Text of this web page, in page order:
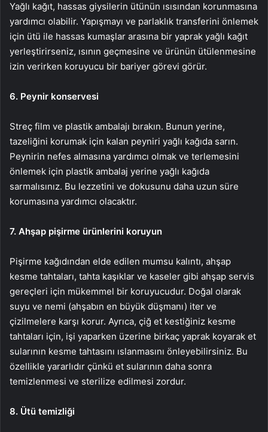
Yağlı kağıt, hassas giysilerin ütünün ısısından korunmasına
yardımcı olabilir. Yapışmayı ve parlaklık transferini önlemek
için ütü ile hassas kumaşlar arasına bir yaprak yağlı kağıt
yerleştirirseniz, ısının geçmesine ve ürünün ütülenmesine
izin verirken koruyucu bir bariyer görevi görür.
6. Peynir konservesi
Streç film ve plastik ambalajı bırakın. Bunun yerine,
tazeliğini korumak için kalan peyniri yağlı kağıda sarın.
Peynirin nefes almasına yardımcı olmak ve terlemesini
önlemek için plastik ambalaj yerine yağlı kağıda
sarmalısınız. Bu lezzetini ve dokusunu daha uzun süre
korumasına yardımcı olacaktır.
7. Ahşap pişirme ürünlerini koruyun
Pişirme kağıdından elde edilen mumsu kalıntı, ahşap
kesme tahtaları, tahta kaşıklar ve kaseler gibi ahşap servis
gereçleri için mükemmel bir koruyucudur. Doğal olarak
suyu ve nemi (ahşabın en büyük düşmanı) iter ve
çizilmelere karşı korur. Ayrıca, çiğ et kestiğiniz kesme
tahtaları için, işi yaparken üzerine birkaç yaprak koyarak et
sularının kesme tahtasını ıslanmasını önleyebilirsiniz. Bu
özellikle yararlıdır çünkü et sularının daha sonra
temizlenmesi ve sterilize edilmesi zordur.
8. Ütü temizliği